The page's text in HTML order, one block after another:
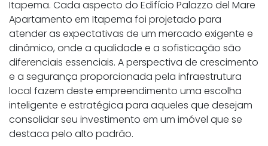
Itapema. Cada aspecto do Edifício Palazzo del Mare
Apartamento em Itapema foi projetado para
atender as expectativas de um mercado exigente e
dinâmico, onde a qualidade e a sofisticação são
diferenciais essenciais. A perspectiva de crescimento
e a segurança proporcionada pela infraestrutura
local fazem deste empreendimento uma escolha
inteligente e estratégica para aqueles que desejam
consolidar seu investimento em um imóvel que se
destaca pelo alto padrão.